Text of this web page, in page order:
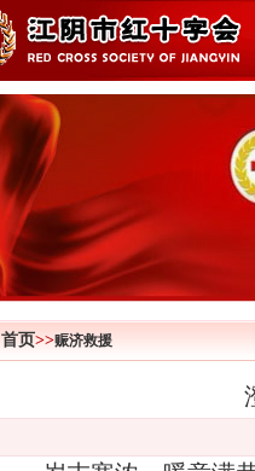
首页>>赈济救援